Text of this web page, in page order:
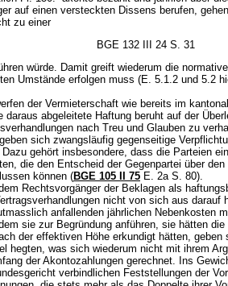
auf einen versteckten Dissens berufen,
zu einer
BGE 132 III 24 S. 31
würde. Damit greift wiederum die
Umstände erfolgen muss (E. 5.1.2 und 5.2
der Vermieterschaft wie bereits im
daraus abgeleitete Haftung beruht auf der
nach Treu und Glauben zu
sich zwangsläufig gegenseitige
gehört insbesondere, dass die Parteien
die den Entscheid der Gegenpartei über
können (BGE 105 II 75 E. 2a S. 80).
Rechtsvorgänger der Beklagen als
nicht von sich aus darauf
anfallenden jährlichen Nebenkosten
sie zur Begründung anführen, sie hätten
der effektiven Höhe erkundigt hätten, geben
hegten, was sich wiederum nicht mit ihrem
der Akontozahlungen gerechnet. Ins
verbindlichen Feststellungen der